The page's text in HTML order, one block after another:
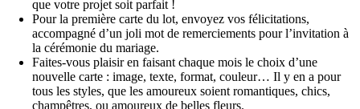
que votre projet soit parfait !
Pour la première carte du lot, envoyez vos félicitations,
accompagné d’un joli mot de remerciements pour l’invitation à
la cérémonie du mariage.
Faites-vous plaisir en faisant chaque mois le choix d’une
nouvelle carte : image, texte, format, couleur… Il y en a pour
tous les styles, que les amoureux soient romantiques, chics,
champêtres, ou amoureux de belles fleurs.